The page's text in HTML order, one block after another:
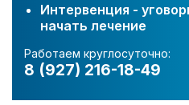
Интервенция -
начать лечение
Работаем круглосуточно:
8 (927) 216-18-49